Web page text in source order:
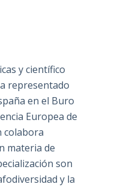
y científico
representado
en el Buro
Europea de
colabora
materia de
son
y la